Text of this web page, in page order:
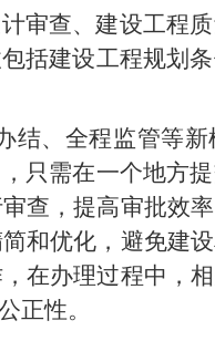
审查、建设工程
括建设工程规划
结、全程监管等
只需在一个地方
查，提高审批效
和优化，避免建
在办理过程中，
正性。